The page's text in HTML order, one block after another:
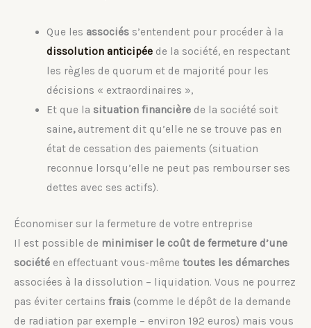
Que les associéss’entendent pour procéder à la
dissolution anticipéede la société, en respectant
les règles de quorum et de majorité pour les
décisions « extraordinaires »,
Et que la situation financièrede la société soit
saine, autrement dit qu’elle ne se trouve pas en
état de cessation des paiements (situation
reconnue lorsqu’elle ne peut pas rembourser ses
dettes avec ses actifs).
Économiser sur la fermeture de votre entreprise
Il est possible de minimiser le coût de fermeture d’une
société en effectuant vous-même toutes les démarches
associées à la dissolution – liquidation. Vous ne pourrez
pas éviter certains frais (comme le dépôt de la demande
de radiation par exemple – environ 192 euros) mais vous